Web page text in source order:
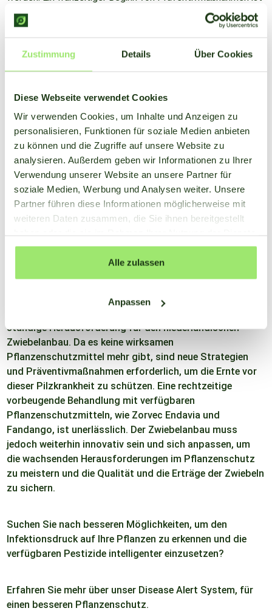
Zustimmung Details Über Cookies
Diese Webseite verwendet Cookies
Wir verwenden Cookies, um Inhalte und Anzeigen zu
personalisieren, Funktionen für soziale Medien anbieten
zu können und die Zugriffe auf unsere Website zu
analysieren. Außerdem geben wir Informationen zu Ihrer
Verwendung unserer Website an unsere Partner für
soziale Medien, Werbung und Analysen weiter. Unsere
Partner führen diese Informationen möglicherweise mit
weiteren Daten zusammen, die Sie ihnen bereitgestellt
gesammelt haben.
Alle zulassen
Anpassen
daher unerlässlich, um den Pilz zu bekämpfen, bevor er
Schaden anrichten kann.
Stefan van Heist, Zwiebelspezialist bei Bayer, betont die
Wetterpfähle: "Wenn Sie Krankheiten umfassender und
Luftfeuchtigkeit, die Blattnässeperiode und die Temperatur
auf jeder Parzelle messen." Es wird deutlich, dass
intelligente Systeme, die diese Daten sammeln und
verarbeiten, immer wichtiger werden.
ständige Herausforderung für den niederländischen
Zwiebelanbau. Da es keine wirksamen
Pflanzenschutzmittel mehr gibt, sind neue Strategien
und Präventivmaßnahmen erforderlich, um die Ernte vor
dieser Pilzkrankheit zu schützen. Eine rechtzeitige
vorbeugende Behandlung mit verfügbaren
Pflanzenschutzmitteln, wie Zorvec Endavia und
Fandango, ist unerlässlich. Der Zwiebelanbau muss
jedoch weiterhin innovativ sein und sich anpassen, um
die wachsenden Herausforderungen im Pflanzenschutz
zu meistern und die Qualität und die Erträge der Zwiebeln
zu sichern.
Suchen Sie nach besseren Möglichkeiten, um den
Infektionsdruck auf Ihre Pflanzen zu erkennen und die
verfügbaren Pestizide intelligenter einzusetzen?
Erfahren Sie mehr über unser Disease Alert System, für
einen besseren Pflanzenschutz.